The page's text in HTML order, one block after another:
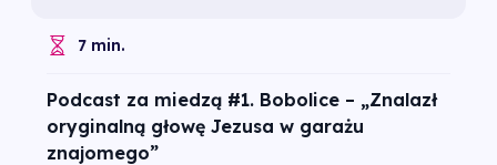
7 min.
Podcast za miedzą #1. Bobolice – „Znalazł
oryginalną głowę Jezusa w garażu
znajomego”